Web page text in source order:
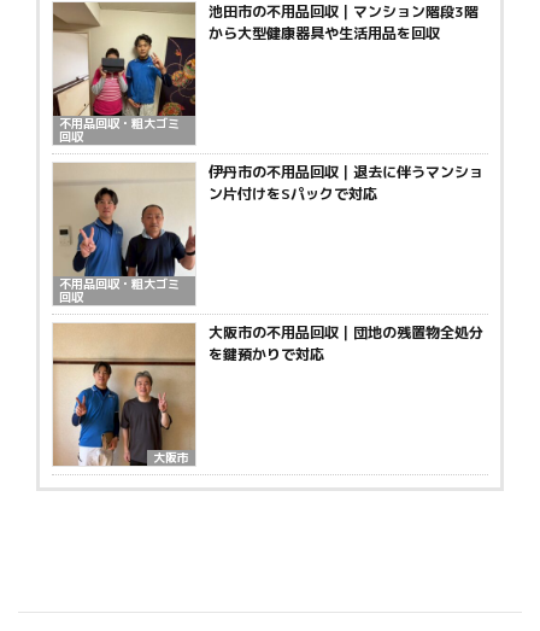
不用品回収・粗大ゴミ
回収
池田市の不用品回収｜マンション階段3階
から大型健康器具や生活用品を回収
不用品回収・粗大ゴミ
回収
伊丹市の不用品回収｜退去に伴うマンショ
ン片付けをSパックで対応
大阪市
大阪市の不用品回収｜団地の残置物全処分
を鍵預かりで対応